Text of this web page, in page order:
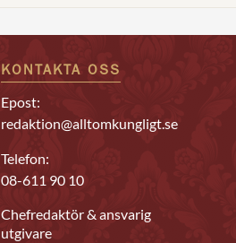
KONTAKTA OSS
Epost:
redaktion@alltomkungligt.se
Telefon:
08-611 90 10
Chefredaktör & ansvarig
utgivare